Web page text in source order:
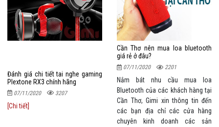
Đánh giá chi tiết tai nghe gaming
Plextone RX3 chính hãng
07/11/2020 3207
[Chi tiết]
Cần Thơ nên mua loa bluetooth
giá rẻ ở đâu?
07/11/2020 2201
Nắm bát nhu cầu mua loa
Bluetooth của các khách hàng tại
Cần Thơ, Gimi xin thông tin đến
các bạn địa chỉ các cửa hàng
chuyên kinh doanh các sản